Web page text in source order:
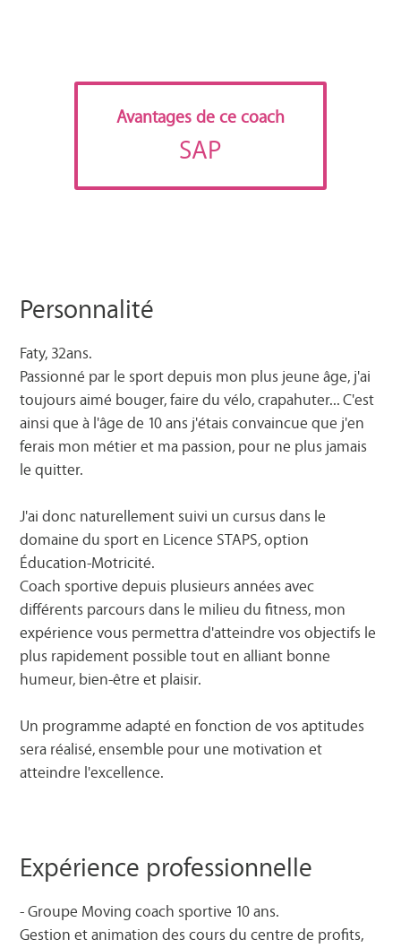
Avantages de ce coach
SAP
Personnalité
Faty, 32ans.
Passionné par le sport depuis mon plus jeune âge, j'ai
toujours aimé bouger, faire du vélo, crapahuter... C'est
ainsi que à l'âge de 10 ans j'étais convaincue que j'en
ferais mon métier et ma passion, pour ne plus jamais
le quitter.
J'ai donc naturellement suivi un cursus dans le
domaine du sport en Licence STAPS, option
Éducation-Motricité.
Coach sportive depuis plusieurs années avec
différents parcours dans le milieu du fitness, mon
expérience vous permettra d'atteindre vos objectifs le
plus rapidement possible tout en alliant bonne
humeur, bien-être et plaisir.
Un programme adapté en fonction de vos aptitudes
sera réalisé, ensemble pour une motivation et
atteindre l'excellence.
Expérience professionnelle
- Groupe Moving coach sportive 10 ans.
Gestion et animation des cours du centre de profits,